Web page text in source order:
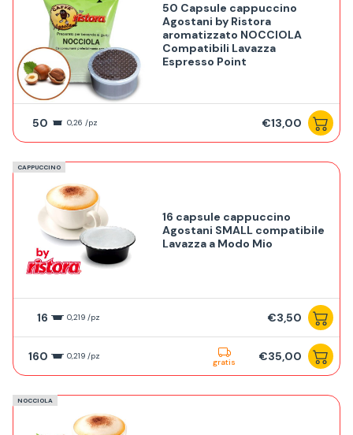
50 Capsule cappuccino
Agostani by Ristora
aromatizzato NOCCIOLA
Compatibili Lavazza
Espresso Point
50 0,26 /pz €13,00
CAPPUCCINO
16 capsule cappuccino
Agostani SMALL compatibile
Lavazza a Modo Mio
16 0,219 /pz €3,50
160 0,219 /pz
gratis €35,00
NOCCIOLA